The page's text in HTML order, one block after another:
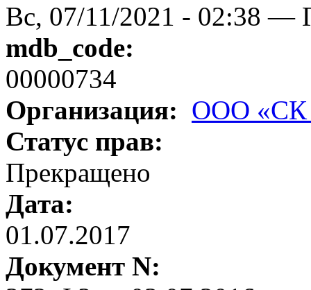
Вс, 07/11/2021 - 02:38 —
mdb_code:
00000734
Организация: ООО
Статус прав:
Прекращено
Дата:
01.07.2017
Документ N: